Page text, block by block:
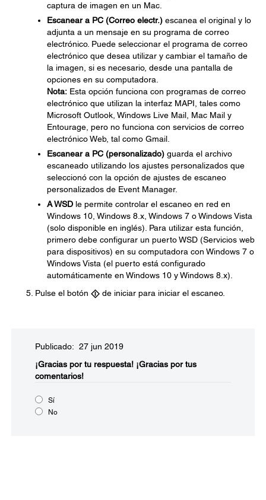
captura de imagen en un Mac.
Escanear a PC (Correo electr.) escanea el original y lo
adjunta a un mensaje en su programa de correo
electrónico. Puede seleccionar el programa de correo
electrónico que desea utilizar y cambiar el tamaño de
la imagen, si es necesario, desde una pantalla de
opciones en su computadora.
Nota: Esta opción funciona con programas de correo
electrónico que utilizan la interfaz MAPI, tales como
Microsoft Outlook, Windows Live Mail, Mac Mail y
Entourage, pero no funciona con servicios de correo
electrónico Web, tal como Gmail.
Escanear a PC (personalizado) guarda el archivo
escaneado utilizando los ajustes personalizados que
seleccionó con la opción de ajustes de escaneo
personalizados de Event Manager.
A WSD le permite controlar el escaneo en red en
Windows 10, Windows 8.x, Windows 7 o Windows Vista
(solo disponible en inglés). Para utilizar esta función,
primero debe configurar un puerto WSD (Servicios web
para dispositivos) en su computadora con Windows 7 o
Windows Vista (el puerto está configurado
automáticamente en Windows 10 y Windows 8.x).
Pulse el botón
de iniciar para iniciar el escaneo.
Publicado: 27 jun 2019
¡Gracias por tu respuesta! ¡Gracias por tus
comentarios!
Sí
No